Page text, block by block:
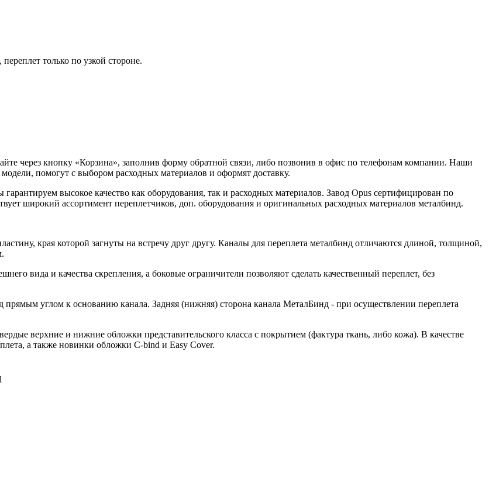
только по узкой стороне.
через кнопку «Корзина», заполнив форму обратной связи, либо позвонив в офис по телефонам компании. Наши
помогут с выбором расходных материалов и оформят доставку.
высокое качество как оборудования, так и расходных материалов. Завод Opus сертифицирован по
широкий ассортимент переплетчиков, доп. оборудования и оригинальных расходных материалов металбинд.
края которой загнуты на встречу друг другу. Каналы для переплета металбинд отличаются длиной, толщиной,
вида и качества скрепления, а боковые ограничители позволяют сделать качественный переплет, без
прямым углом к основанию канала. Задняя (нижняя) сторона канала МеталБинд - при осуществлении переплета
верхние и нижние обложки представительского класса с покрытием (фактура ткань, либо кожа). В качестве
а также новинки обложки C-bind и Easy Cover.